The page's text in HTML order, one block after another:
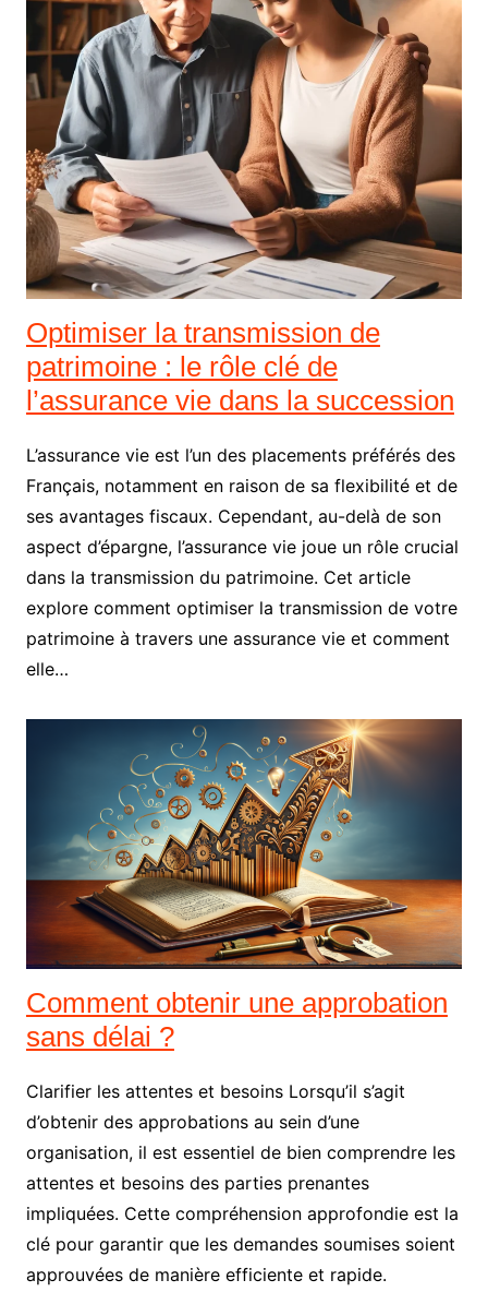
Optimiser la transmission de
patrimoine : le rôle clé de
l’assurance vie dans la succession
L’assurance vie est l’un des placements préférés des
Français, notamment en raison de sa flexibilité et de
ses avantages fiscaux. Cependant, au-delà de son
aspect d’épargne, l’assurance vie joue un rôle crucial
dans la transmission du patrimoine. Cet article
explore comment optimiser la transmission de votre
patrimoine à travers une assurance vie et comment
elle…
Comment obtenir une approbation
sans délai ?
Clarifier les attentes et besoins Lorsqu’il s’agit
d’obtenir des approbations au sein d’une
organisation, il est essentiel de bien comprendre les
attentes et besoins des parties prenantes
impliquées. Cette compréhension approfondie est la
clé pour garantir que les demandes soumises soient
approuvées de manière efficiente et rapide.